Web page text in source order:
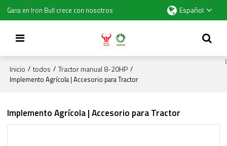
Gana en Iron Bull crece con nosotros Español
Inicio / todos / Tractor manual 8-20HP /
Implemento Agrícola | Accesorio para Tractor
Implemento Agrícola | Accesorio para Tractor